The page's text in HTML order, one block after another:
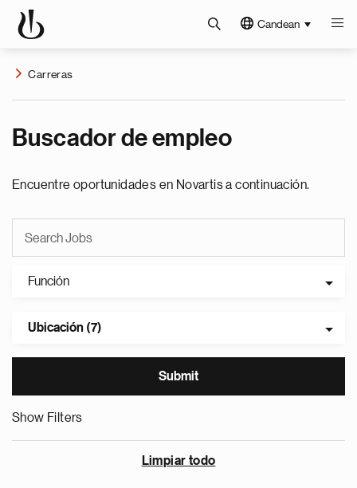
Candean
Carreras
Buscador de empleo
Encuentre oportunidades en Novartis a continuación.
Función
Ubicación (7)
Show Filters
Limpiar todo